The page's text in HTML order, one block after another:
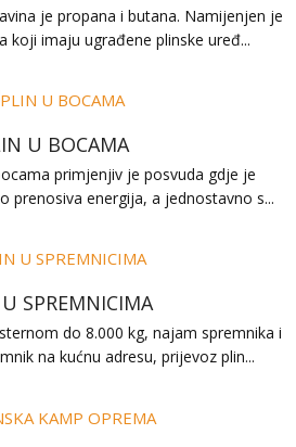
je propana i butana. Namijenjen je
koji imaju ugrađene plinske uređ...
U BOCAMA
primjenjiv je posvuda gdje je
prenosiva energija, a jednostavno s...
SPREMNICIMA
do 8.000 kg, najam spremnika i
na kućnu adresu, prijevoz plin...